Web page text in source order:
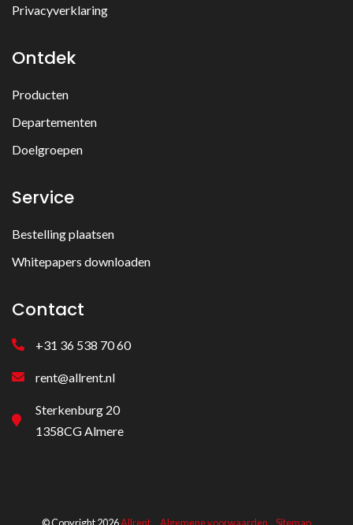
Privacyverklaring
Ontdek
Producten
Departementen
Doelgroepen
Service
Bestelling plaatsen
Whitepapers downloaden
Contact
+31 36 538 70 60
rent@allrent.nl
Sterkenburg 20
1358CG Almere
© Copyright 2026Allrent Algemene voorwaarden Sitemap